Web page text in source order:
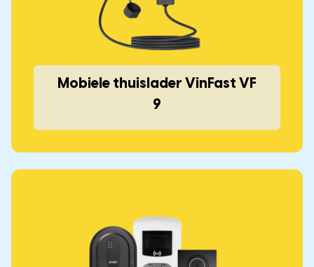
Mobiele thuislader VinFast VF
9